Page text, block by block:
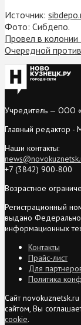
Источник:
Фото: Сибдепо.
Провел в колонии
Очередной
Учредитель — ООО
Главный редактор -
Наши контакты:
+7 (3842) 900-800
Возрастное
Регистрационный
выдано
информационных
Контакты
Прайс-лист
Для
Политика
Сайт
сайтом, Вы
cookie.